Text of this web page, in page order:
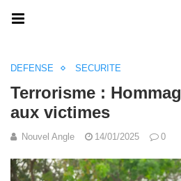
DEFENSE SECURITE
Terrorisme :
aux victimes
Nouvel Angle 14/01/2025 0